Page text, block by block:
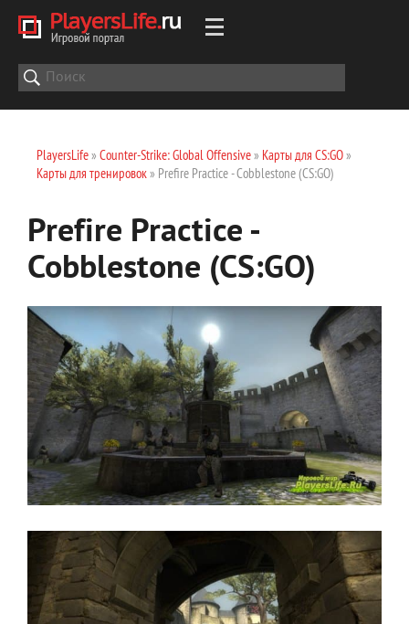
PlayersLife» Counter-Strike: Global Offensive» Карты для CS:GO»
Карты для тренировок» Prefire Practice - Cobblestone (CS:GO)
Prefire Practice -
Cobblestone (CS:GO)